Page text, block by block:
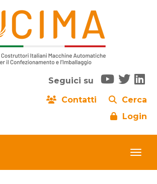
Seguici su
Contatti
Cerca
Login